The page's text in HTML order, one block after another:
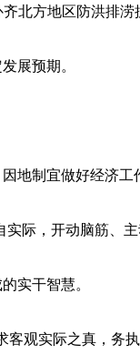
北方地区防洪排
展预期。
制宜做好经济工
，开动脑筋、主
实干智慧。
观实际之真，务执